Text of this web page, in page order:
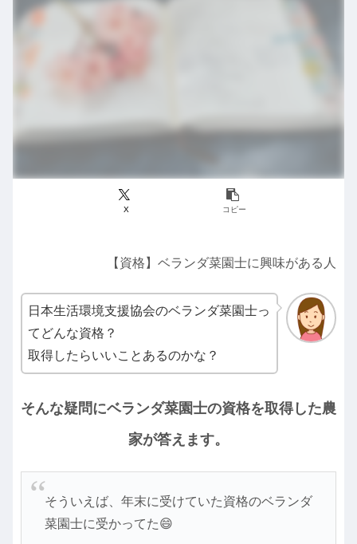
X コピー
【資格】ベランダ菜園士に興味がある人
日本生活環境支援協会のベランダ菜園士っ
てどんな資格？
取得したらいいことあるのかな？
そんな疑問にベランダ菜園士の資格を取得した農
家が答えます。
そういえば、年末に受けていた資格のベランダ
菜園士に受かってた😄